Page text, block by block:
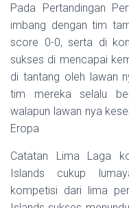
Pada Pertandingan
imbang dengan tim
score 0-0, serta di
sukses di mencapai
di tantang oleh lawan
tim mereka selalu
walapun lawan nya
Eropa
Catatan Lima Laga
Islands cukup
kompetisi dari lima